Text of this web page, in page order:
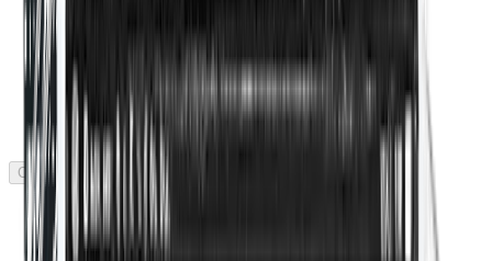
Dominio con licencia x 3
Coming soon